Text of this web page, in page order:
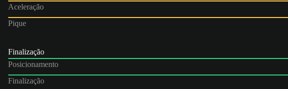
Aceleração
Pique
Finalização
Posicionamento
Finalização